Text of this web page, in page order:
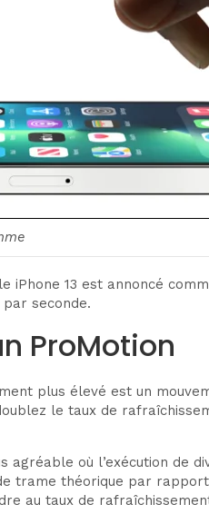
iPhone 13 est annoncé
seconde.
ProMotion
plus élevé est un
le taux de
agréable où l’exécution de
trame théorique par
au taux de